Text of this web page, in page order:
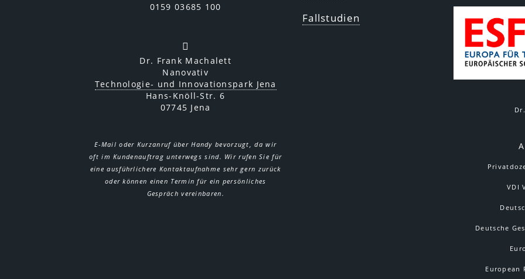
0159 03685 100
Dr. Frank Machalett
Nanovativ
Technologie- und Innovationspark Jena
Hans-Knöll-Str. 6
07745 Jena
E-Mail oder Kurzanruf über Handy bevorzugt, da wir
oft im Kundenauftrag unterwegs sind. Wir rufen Sie für
eine ausführlichere Kontaktaufnahme sehr gern zurück
oder können einen Termin für ein persönliches
Gespräch vereinbaren.
Fallstudien
VDI
Deutsche
European